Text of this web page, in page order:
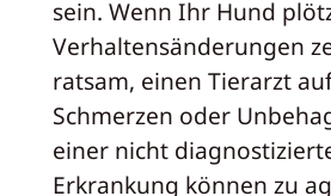
sein. Wenn Ihr Hund
Verhaltensänderungen
ratsam, einen Tierarzt
Schmerzen oder
einer nicht
Erkrankung können zu